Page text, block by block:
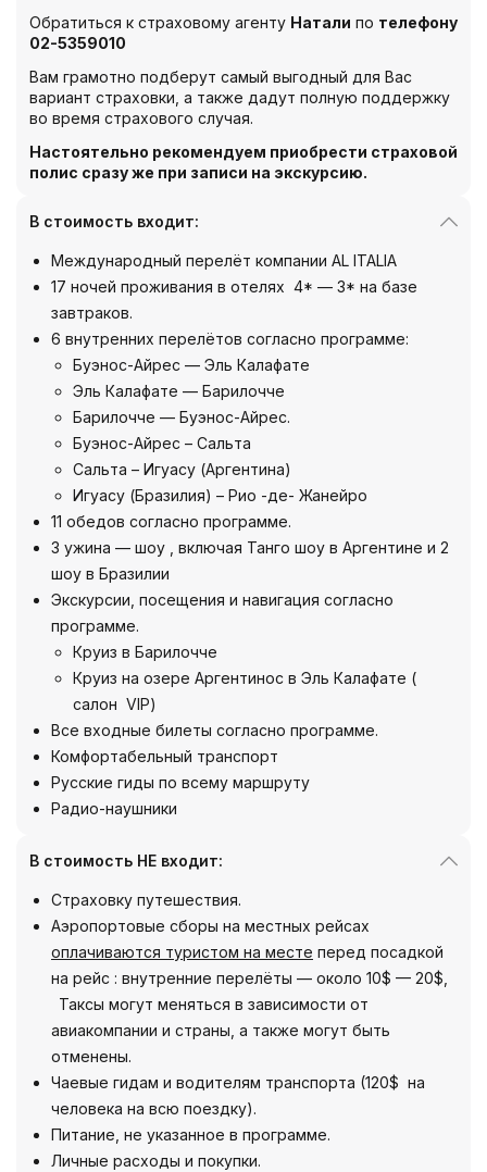
Обратиться к страховому агенту Натали по телефону
02-5359010
Вам грамотно подберут самый выгодный для Вас
вариант страховки, а также дадут полную поддержку
во время страхового случая.
Настоятельно рекомендуем приобрести страховой
полис сразу же при записи на экскурсию.
В стоимость входит:
Международный перелёт компании AL ITALIA
17 ночей проживания в отелях 4* — 3* на базе
завтраков.
6 внутренних перелётов согласно программе:
Буэнос-Айрес — Эль Калафате
Эль Калафате — Барилочче
Барилочче — Буэнос-Айрес.
Буэнос-Айрес – Сальта
Сальта – Игуасу (Аргентина)
Игуасу (Бразилия) – Рио -де- Жанейро
11 обедов согласно программе.
3 ужина — шоу , включая Танго шоу в Аргентине и 2
шоу в Бразилии
Экскурсии, посещения и навигация согласно
программе.
Круиз в Барилочче
Круиз на озере Аргентинос в Эль Калафате (
салон VIP)
Все входные билеты согласно программе.
Комфортабельный транспорт
Русские гиды по всему маршруту
Радио-наушники
В стоимость НЕ входит:
Страховку путешествия.
Аэропортовые сборы на местных рейсах
оплачиваются туристом на месте перед посадкой
на рейс : внутренние перелёты — около 10$ — 20$,
Таксы могут меняться в зависимости от
авиакомпании и страны, а также могут быть
отменены.
Чаевые гидам и водителям транспорта (120$ на
человека на всю поездку).
Питание, не указанное в программе.
Личные расходы и покупки.